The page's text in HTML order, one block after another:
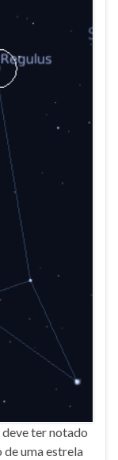
ter notado
uma estrela